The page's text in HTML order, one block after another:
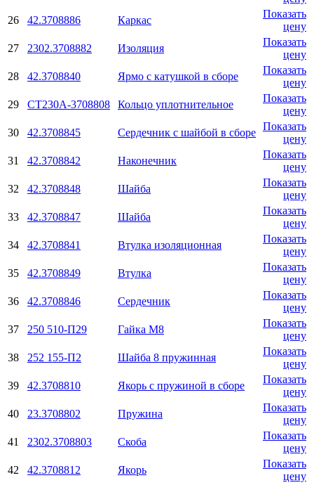
26
42.3708886 Каркас
Показать
цену
27
2302.3708882 Изоляция
Показать
цену
28
42.3708840 Ярмо с катушкой в сборе
Показать
цену
29
СТ230А-3708808 Кольцо уплотнительное
Показать
цену
30
42.3708845 Сердечник с шайбой в сборе
Показать
цену
31
42.3708842 Наконечник
Показать
цену
32
42.3708848 Шайба
Показать
цену
33
42.3708847 Шайба
Показать
цену
34
42.3708841 Втулка изоляционная
Показать
цену
35
42.3708849 Втулка
Показать
цену
36
42.3708846 Сердечник
Показать
цену
37
250 510-П29 Гайка М8
Показать
цену
38
252 155-П2 Шайба 8 пружинная
Показать
цену
39
42.3708810 Якорь с пружиной в сборе
Показать
цену
40
23.3708802 Пружина
Показать
цену
41
2302.3708803 Скоба
Показать
цену
42
42.3708812 Якорь
Показать
цену